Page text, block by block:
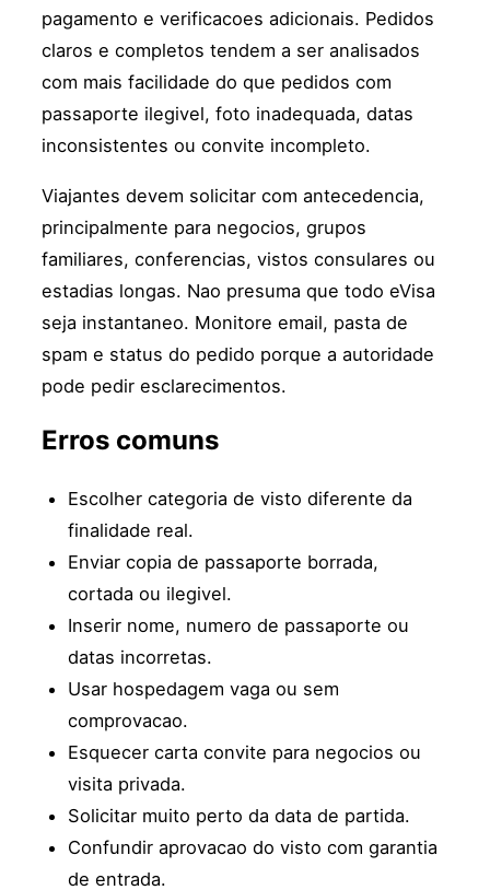
pagamento e verificacoes adicionais. Pedidos
claros e completos tendem a ser analisados
com mais facilidade do que pedidos com
passaporte ilegivel, foto inadequada, datas
inconsistentes ou convite incompleto.
Viajantes devem solicitar com antecedencia,
principalmente para negocios, grupos
familiares, conferencias, vistos consulares ou
estadias longas. Nao presuma que todo eVisa
seja instantaneo. Monitore email, pasta de
spam e status do pedido porque a autoridade
pode pedir esclarecimentos.
Erros comuns
Escolher categoria de visto diferente da
finalidade real.
Enviar copia de passaporte borrada,
cortada ou ilegivel.
Inserir nome, numero de passaporte ou
datas incorretas.
Usar hospedagem vaga ou sem
comprovacao.
Esquecer carta convite para negocios ou
visita privada.
Solicitar muito perto da data de partida.
Confundir aprovacao do visto com garantia
de entrada.